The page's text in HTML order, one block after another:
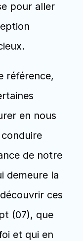
pour aller
référence,
en nous
de notre
demeure la
ces
(07), que
et qui en